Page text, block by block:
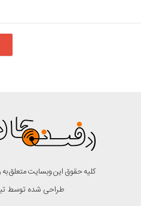
کلیه حقوق این وبسایت متعلق به
طراحی شده توسط